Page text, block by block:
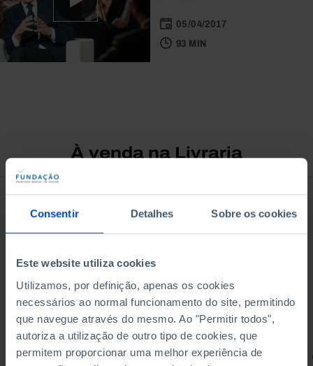
Consentir Detalhes Sobre os cookies
Este website utiliza cookies
Utilizamos, por definição, apenas os cookies
necessários ao normal funcionamento do site, permitindo
que navegue através do mesmo. Ao "Permitir todos",
autoriza a utilização de outro tipo de cookies, que
permitem proporcionar uma melhor experiência de
05/04/2017
93 MIN
À venda na Livraria
RETRATOS